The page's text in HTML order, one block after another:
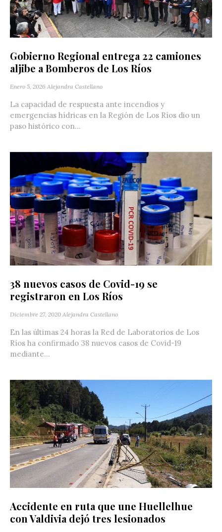
Gobierno Regional entrega 22 camiones
aljibe a Bomberos de Los Ríos
Enero 5, 2026 Alejandra Castellano
La capacidad de respuesta ante incendios y
emergencias hídricas en la Región de Los Ríos dio un
paso histórico con...
38 nuevos casos de Covid-19 se
registraron en Los Ríos
Diciembre 27, 2020 Alejandra Castellano
En las últimas 24 horas la Red de Laboratorios de Los
Ríos ha confirmado 38 nuevos casos de Covid-19
mediante...
Accidente en ruta que une Huellelhue
con Valdivia dejó tres lesionados